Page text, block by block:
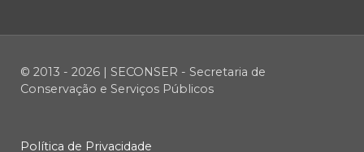
© 2013 - 2026 | SECONSER - Secretaria de
Conservação e Serviços Públicos
Política de Privacidade